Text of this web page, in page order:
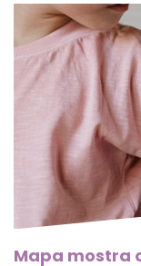
Mapa mostra